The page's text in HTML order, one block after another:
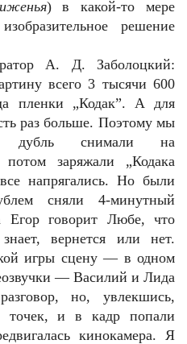
) в какой-то мере
решение
А. Д. Заболоцкий:
всего 3 тысячи 600
пленки „Кодак”. А для
раз больше. Поэтому мы
дубль снимали на
потом заряжали „Кодака
напрягались. Но были
сняли 4-минутный
Егор говорит Любе, что
вернется или нет.
игры сцену — в одном
— Василий и Лида
но, увлекшись,
точек, и в кадр попали
кинокамера. Я